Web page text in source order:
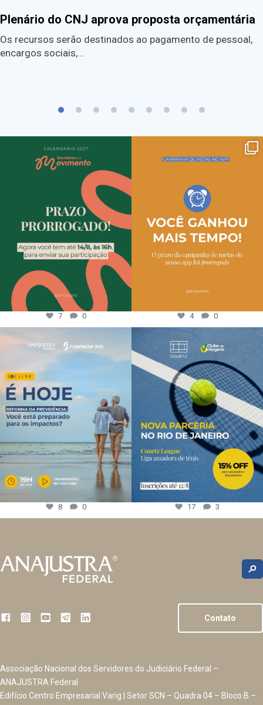
Plenário do CNJ aprova proposta orçamentária
Os recursos serão destinados ao pagamento de pessoal,
encargos sociais,…
7 0 4 0
8 0 17 3
Contato
Associação Nacional dos Servidores do Judiciário Federal –
ANAJUSTRA Federal
Edifício Centro Empresarial Varig | Setor SCN – Quadra 04 – Bloco B –